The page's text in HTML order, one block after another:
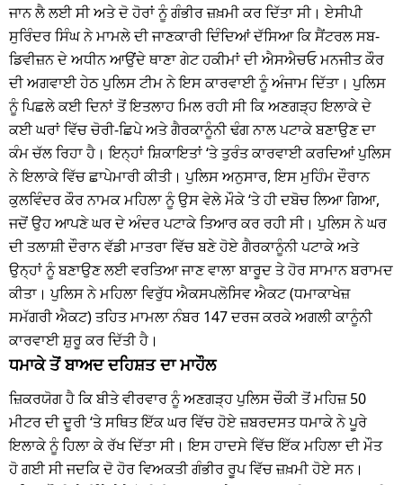
ਜਾਨ ਲੈ ਲਈ ਸੀ ਅਤੇ ਦੋ ਹੋਰਾਂ ਨੂੰ ਗੰਭੀਰ ਜ਼ਖ਼ਮੀ ਕਰ ਦਿੱਤਾ ਸੀ। ਏਸੀਪੀ
ਸੁਰਿੰਦਰ ਸਿੰਘ ਨੇ ਮਾਮਲੇ ਦੀ ਜਾਣਕਾਰੀ ਦਿੰਦਿਆਂ ਦੱਸਿਆ ਕਿ ਸੈਂਟਰਲ ਸਬ-
ਡਿਵੀਜ਼ਨ ਦੇ ਅਧੀਨ ਆਉਂਦੇ ਥਾਣਾ ਗੇਟ ਹਕੀਮਾਂ ਦੀ ਐਸਐਚਓ ਮਨਜੀਤ ਕੌਰ
ਦੀ ਅਗਵਾਈ ਹੇਠ ਪੁਲਿਸ ਟੀਮ ਨੇ ਇਸ ਕਾਰਵਾਈ ਨੂੰ ਅੰਜਾਮ ਦਿੱਤਾ। ਪੁਲਿਸ
ਨੂੰ ਪਿਛਲੇ ਕਈ ਦਿਨਾਂ ਤੋਂ ਇਤਲਾਹ ਮਿਲ ਰਹੀ ਸੀ ਕਿ ਅਣਗੜ੍ਹ ਇਲਾਕੇ ਦੇ
ਕਈ ਘਰਾਂ ਵਿੱਚ ਚੋਰੀ-ਛਿਪੇ ਅਤੇ ਗੈਰਕਾਨੂੰਨੀ ਢੰਗ ਨਾਲ ਪਟਾਕੇ ਬਣਾਉਣ ਦਾ
ਕੰਮ ਚੱਲ ਰਿਹਾ ਹੈ। ਇਨ੍ਹਾਂ ਸ਼ਿਕਾਇਤਾਂ ‘ਤੇ ਤੁਰੰਤ ਕਾਰਵਾਈ ਕਰਦਿਆਂ ਪੁਲਿਸ
ਨੇ ਇਲਾਕੇ ਵਿੱਚ ਛਾਪੇਮਾਰੀ ਕੀਤੀ। ਪੁਲਿਸ ਅਨੁਸਾਰ, ਇਸ ਮੁਹਿੰਮ ਦੌਰਾਨ
ਕੁਲਵਿੰਦਰ ਕੌਰ ਨਾਮਕ ਮਹਿਲਾ ਨੂੰ ਉਸ ਵੇਲੇ ਮੌਕੇ ‘ਤੇ ਹੀ ਦਬੋਚ ਲਿਆ ਗਿਆ,
ਜਦੋਂ ਉਹ ਆਪਣੇ ਘਰ ਦੇ ਅੰਦਰ ਪਟਾਕੇ ਤਿਆਰ ਕਰ ਰਹੀ ਸੀ। ਪੁਲਿਸ ਨੇ ਘਰ
ਦੀ ਤਲਾਸ਼ੀ ਦੌਰਾਨ ਵੱਡੀ ਮਾਤਰਾ ਵਿੱਚ ਬਣੇ ਹੋਏ ਗੈਰਕਾਨੂੰਨੀ ਪਟਾਕੇ ਅਤੇ
ਉਨ੍ਹਾਂ ਨੂੰ ਬਣਾਉਣ ਲਈ ਵਰਤਿਆ ਜਾਣ ਵਾਲਾ ਬਾਰੂਦ ਤੇ ਹੋਰ ਸਾਮਾਨ ਬਰਾਮਦ
ਕੀਤਾ। ਪੁਲਿਸ ਨੇ ਮਹਿਲਾ ਵਿਰੁੱਧ ਐਕਸਪਲੋਸਿਵ ਐਕਟ (ਧਮਾਕਾਖੇਜ਼
ਸਮੱਗਰੀ ਐਕਟ) ਤਹਿਤ ਮਾਮਲਾ ਨੰਬਰ 147 ਦਰਜ ਕਰਕੇ ਅਗਲੀ ਕਾਨੂੰਨੀ
ਕਾਰਵਾਈ ਸ਼ੁਰੂ ਕਰ ਦਿੱਤੀ ਹੈ।
ਧਮਾਕੇ ਤੋਂ ਬਾਅਦ ਦਹਿਸ਼ਤ ਦਾ ਮਾਹੌਲ
ਜ਼ਿਕਰਯੋਗ ਹੈ ਕਿ ਬੀਤੇ ਵੀਰਵਾਰ ਨੂੰ ਅਣਗੜ੍ਹ ਪੁਲਿਸ ਚੌਕੀ ਤੋਂ ਮਹਿਜ਼ 50
ਮੀਟਰ ਦੀ ਦੂਰੀ ‘ਤੇ ਸਥਿਤ ਇੱਕ ਘਰ ਵਿੱਚ ਹੋਏ ਜ਼ਬਰਦਸਤ ਧਮਾਕੇ ਨੇ ਪੂਰੇ
ਇਲਾਕੇ ਨੂੰ ਹਿਲਾ ਕੇ ਰੱਖ ਦਿੱਤਾ ਸੀ। ਇਸ ਹਾਦਸੇ ਵਿੱਚ ਇੱਕ ਮਹਿਲਾ ਦੀ ਮੌਤ
ਹੋ ਗਈ ਸੀ ਜਦਕਿ ਦੋ ਹੋਰ ਵਿਅਕਤੀ ਗੰਭੀਰ ਰੂਪ ਵਿੱਚ ਜ਼ਖ਼ਮੀ ਹੋਏ ਸਨ।